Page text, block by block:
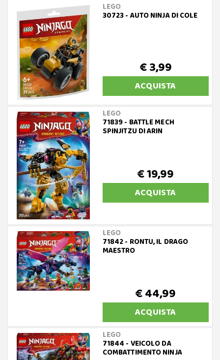
LEGO
30723 - AUTO NINJA DI COLE
€ 3,99
ACQUISTA
LEGO
71839 - BATTLE MECH
SPINJITZU DI ARIN
€ 19,99
ACQUISTA
LEGO
71842 - RONTU, IL DRAGO
MAESTRO
€ 44,99
ACQUISTA
LEGO
71844 - VEICOLO DA
COMBATTIMENTO NINJA